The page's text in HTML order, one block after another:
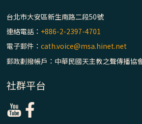
年慶祝活動～開幕、歷
（１）
一分鐘祈禱2025.01.04
台北市大安區新生南路二段50號
連絡電話： +886-2-2397-4701
電子郵件：cath.voice@msa.hinet.net
郵政劃撥帳戶：中華民國天主教之聲傳播協
社群平台